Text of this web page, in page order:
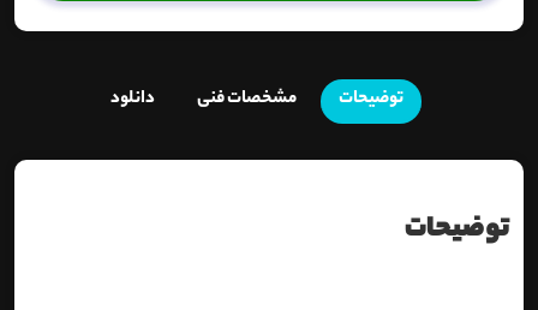
توضیحات مشخصات فنی دانلود
توضیحات